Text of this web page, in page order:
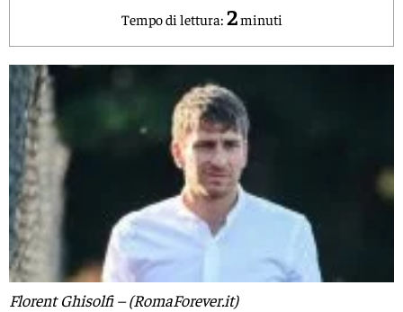
Tempo di lettura: 2minuti
Florent Ghisolfi – (RomaForever.it)